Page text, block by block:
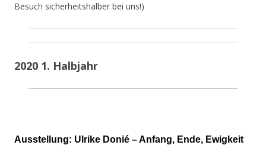
Besuch sicherheitshalber bei uns!)
2020 1. Halbjahr
Ausstellung: Ulrike Donié – Anfang, Ende, Ewigkeit